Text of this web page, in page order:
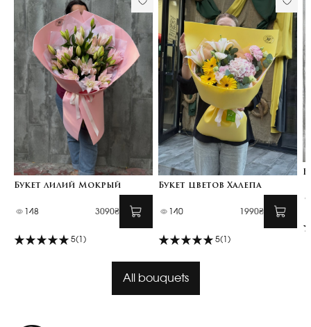
Букет лилий Мокрый
148 3090₴
5(1)
Букет цветов Халепа
140 1990₴
5(1)
All bouquets